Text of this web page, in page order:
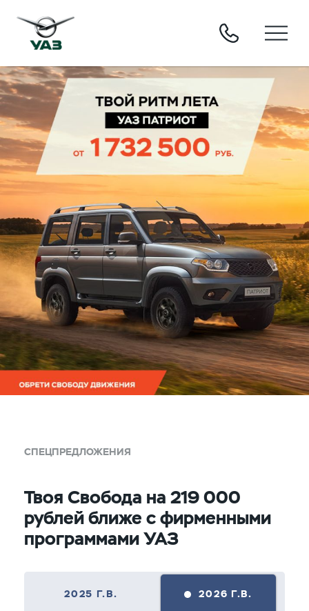
СПЕЦПРЕДЛОЖЕНИЯ
Твоя Свобода на 219 000
рублей ближе с фирменными
программами УАЗ
2025 Г.В. 2026 Г.В.